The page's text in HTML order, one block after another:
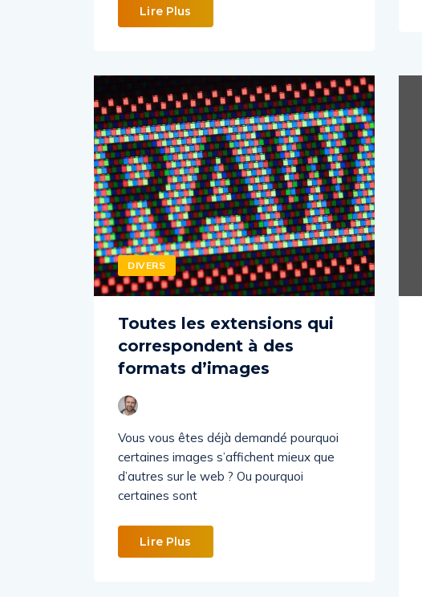
Lire Plus
DIVERS
Toutes les extensions qui
correspondent à des
formats d’images
Vous vous êtes déjà demandé pourquoi
certaines images s’affichent mieux que
d’autres sur le web ? Ou pourquoi
certaines sont
Lire Plus